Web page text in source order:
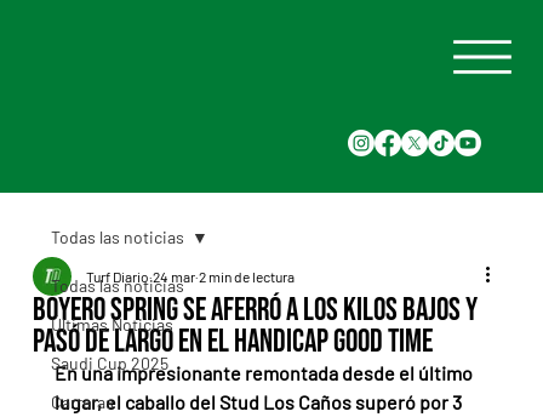
Todas las noticias
Últimas Noticias
Saudi Cup 2025
Carreras
Todas las noticias
Boyero Spring se aferró a los kilos bajos y
pasó de largo en el Handicap Good Time
Turf Diario 24 mar 2 min de lectura
En una impresionante remontada desde el último
lugar, el caballo del Stud Los Caños superó por 3